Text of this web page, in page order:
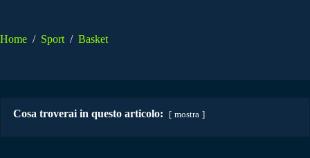
Home / Sport / Basket
Cosa troverai in questo articolo: mostra